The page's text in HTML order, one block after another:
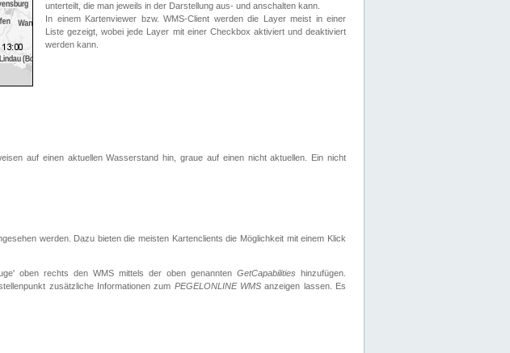
unterteilt, die man jeweils in der Darstellung aus- und anschalten kann.
In einem Kartenviewer bzw. WMS-Client werden die Layer meist in einer
Liste gezeigt, wobei jede Layer mit einer Checkbox aktiviert und deaktiviert
werden kann.
auf einen aktuellen Wasserstand hin, graue auf einen nicht aktuellen. Ein nicht
werden. Dazu bieten die meisten Kartenclients die Möglichkeit mit einem Klick
oben rechts den WMS mittels der oben genannten GetCapabilities hinzufügen.
zusätzliche Informationen zum PEGELONLINE WMSanzeigen lassen. Es